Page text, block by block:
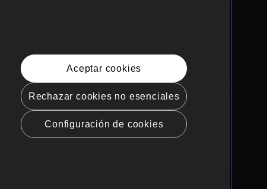
Aceptar cookies
Rechazar cookies no esenciales
Configuración de cookies